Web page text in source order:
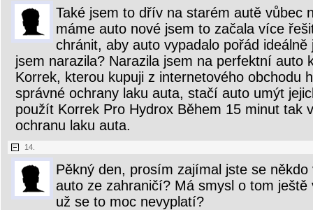
Také jsem to dřív na starém autě vůbec
máme auto nové jsem to začala více
chránit, aby auto vypadalo pořád
jsem narazila? Narazila jsem na perfektní auto
Korrek, kterou kupuji z internetového obchodu
správné ochrany laku auta, stačí auto umýt
použít Korrek Pro Hydrox Během 15 minut tak
ochranu laku auta.
14.
Pěkný den, prosím zajímal jste se
auto ze zahraničí? Má smysl o tom ještě
už se to moc nevyplatí?